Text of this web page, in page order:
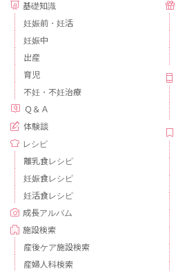
基礎知識
妊娠前・妊活
妊娠中
出産
育児
不妊・不妊治療
Ｑ＆Ａ
体験談
レシピ
離乳食レシピ
妊娠食レシピ
妊活食レシピ
成長アルバム
施設検索
産後ケア施設検索
産婦人科検索